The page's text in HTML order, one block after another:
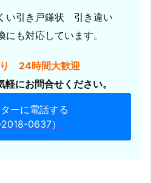
い引き戸鎌状 引き違い
も対応しています。
24時間大歓迎
にお問合せください。
ーに電話する
2018-0637）